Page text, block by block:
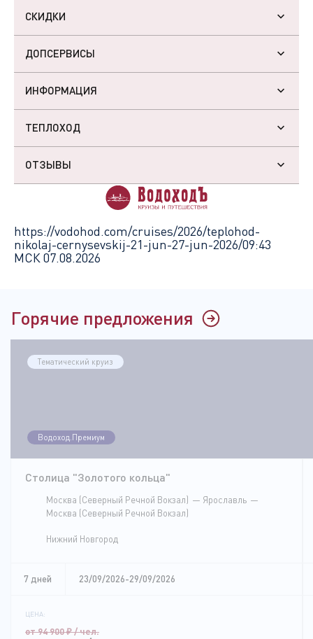
СКИДКИ
ДОПСЕРВИСЫ
ИНФОРМАЦИЯ
ТЕПЛОХОД
ОТЗЫВЫ
https://vodohod.com/cruises/2026/teplohod-
nikolaj-cernysevskij-21-jun-27-jun-2026/09:43
МСК 07.08.2026
Горячие предложения
Тематический круиз
Водоход.Премиум
Столица "Золотого кольца"
Москва (Северный Речной Вокзал)
Ярославль
Москва (Северный Речной Вокзал)
Нижний Новгород
7 дней 23/09/2026-29/09/2026
ЦЕНА:
от 94 900₽/ чел.